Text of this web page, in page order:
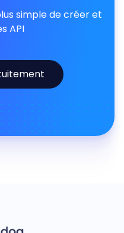
simple de créer et
API